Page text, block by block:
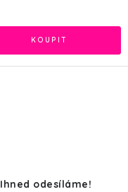
Ihned odesíláme!